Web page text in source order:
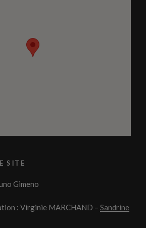
SITE
Gimeno
: Virginie MARCHAND – Sandrine